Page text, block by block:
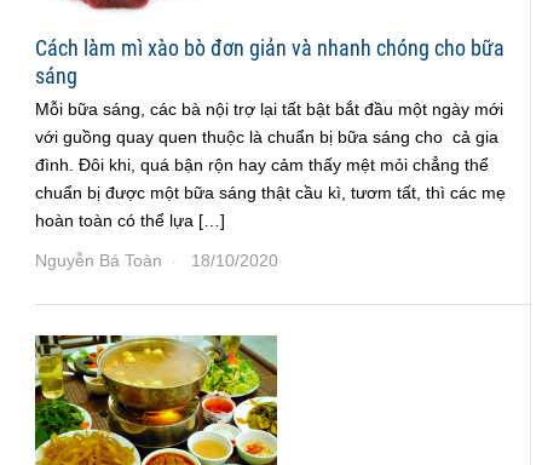
Cách làm mì xào bò đơn giản và nhanh chóng cho bữa
sáng
Mỗi bữa sáng, các bà nội trợ lại tất bật bắt đầu một ngày mới
với guồng quay quen thuộc là chuẩn bị bữa sáng cho cả gia
đình. Đôi khi, quá bận rộn hay cảm thấy mệt mỏi chẳng thể
chuẩn bị được một bữa sáng thật cầu kì, tươm tất, thì các mẹ
hoàn toàn có thể lựa […]
Nguyễn Bá Toàn · 18/10/2020·